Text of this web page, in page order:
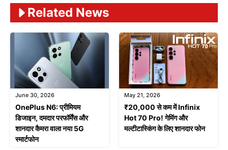
Related News
June 30, 2026
OnePlus N6: प्रीमियम
डिजाइन, दमदार परफॉर्मेंस और
शानदार कैमरा वाला नया 5G
स्मार्टफोन
May 21, 2026
₹20,000 से कम में Infinix
Hot 70 Pro! गेमिंग और
मल्टीटास्किंग के लिए शानदार फोन